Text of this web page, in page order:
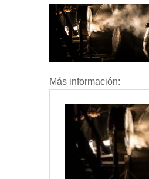
Más información: